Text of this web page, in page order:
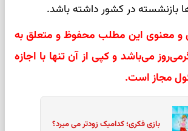
بازنشسته در کشور داشته باشد.
و معنوی این مطلب محفوظ و متعلق به
می‌باشد و کپی از آن تنها با اجازه
مجاز است.
بازی فکری؛ کدامیک زودتر می میرد؟